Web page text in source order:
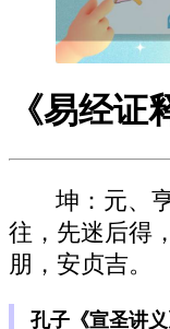
《易经证
坤：元、
往，先迷后得
朋，安贞吉。
孔子《宣圣讲义